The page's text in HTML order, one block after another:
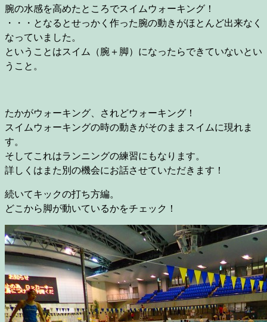
腕の水感を高めたところでスイムウォーキング！
・・・となるとせっかく作った腕の動きがほとんど出来なく
なっていました。
ということはスイム（腕＋脚）になったらできていないとい
うこと。
たかがウォーキング、されどウォーキング！
スイムウォーキングの時の動きがそのままスイムに現れま
す。
そしてこれはランニングの練習にもなります。
詳しくはまた別の機会にお話させていただきます！
続いてキックの打ち方編。
どこから脚が動いているかをチェック！